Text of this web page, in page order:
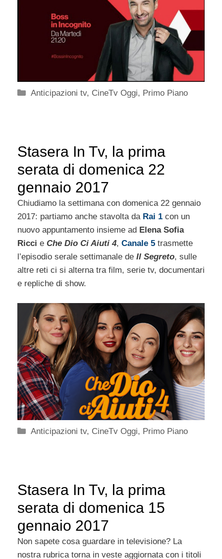
Categorie
Anticipazioni tv, CineTv Oggi, Primo Piano
Stasera In Tv, la prima
serata di domenica 22
gennaio 2017
Chiudiamo la settimana con domenica 22 gennaio
2017: partiamo anche stavolta da Rai 1 con un
nuovo appuntamento insieme ad Elena Sofia
Ricci e Che Dio Ci Aiuti 4, Canale 5 trasmette
l’episodio serale settimanale de Il Segreto, sulle
altre reti ci si alterna tra film, serie tv, documentari
e repliche di show.
Categorie
Anticipazioni tv, CineTv Oggi, Primo Piano
Stasera In Tv, la prima
serata di domenica 15
gennaio 2017
Non sapete cosa guardare in televisione? La
nostra rubrica torna in veste aggiornata con i titoli